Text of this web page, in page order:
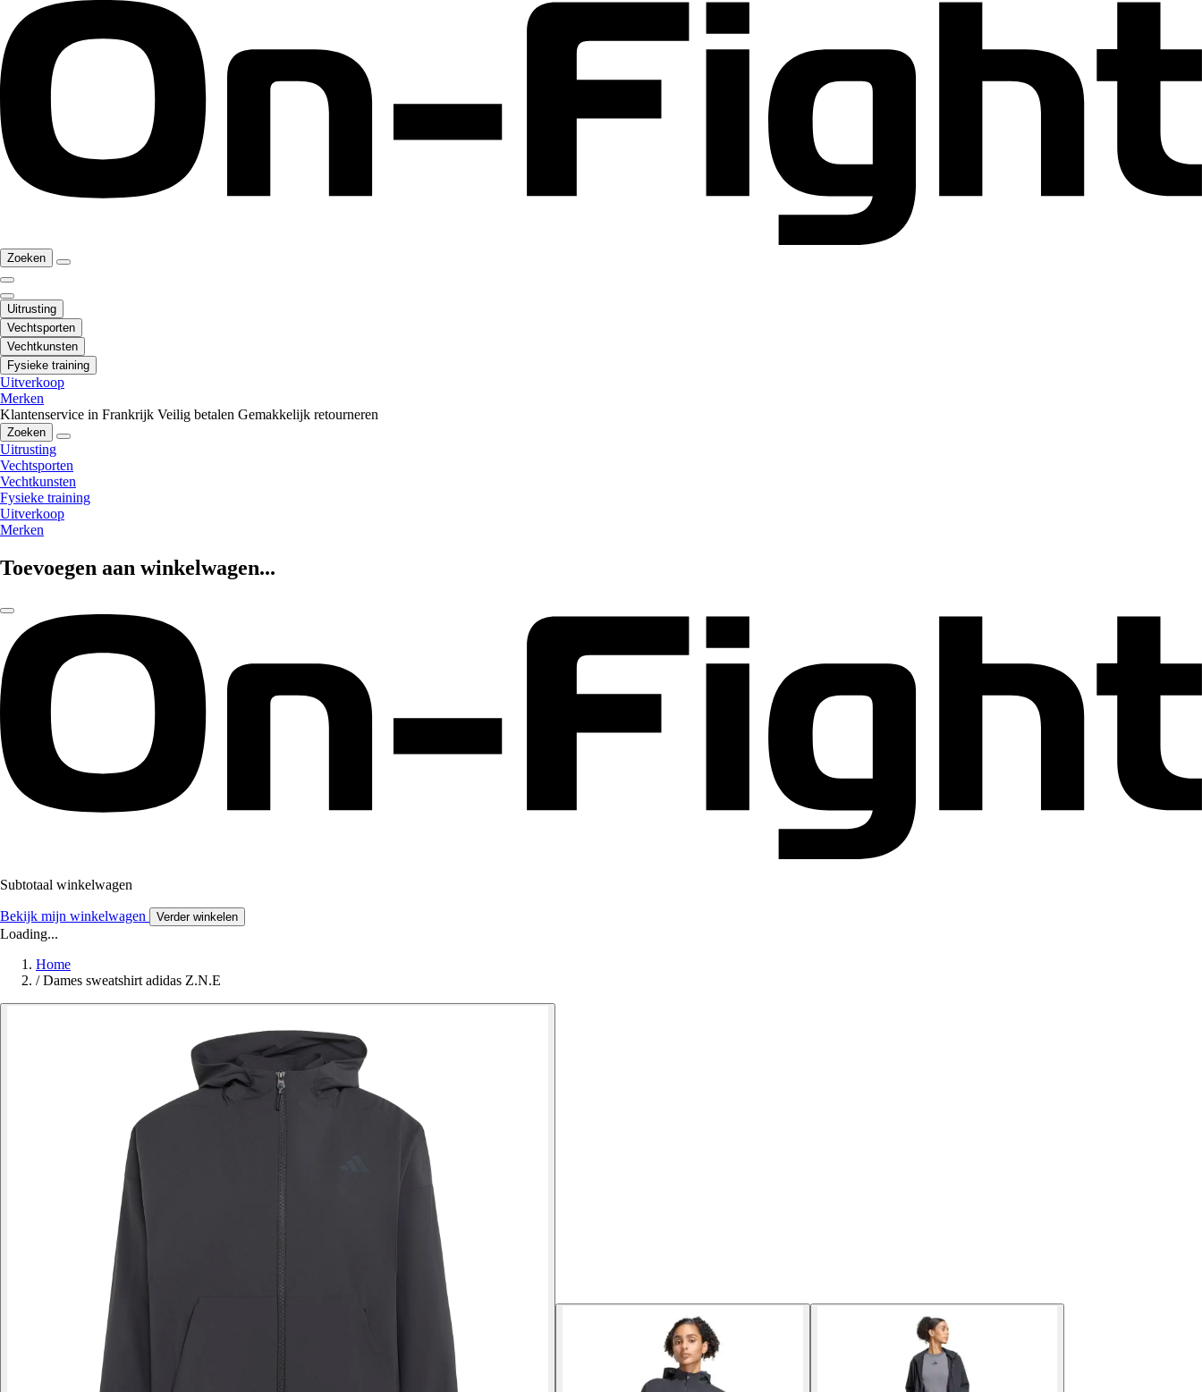
Zoeken
Uitrusting
Vechtsporten
Vechtkunsten
Fysieke training
Uitverkoop
Merken
Klantenservice in Frankrijk Veilig betalen Gemakkelijk retourneren
Zoeken
Uitrusting
Vechtsporten
Vechtkunsten
Fysieke training
Uitverkoop
Merken
Toevoegen aan winkelwagen...
Subtotaal winkelwagen
Bekijk mijn winkelwagen Verder winkelen
Loading...
Home
/ Dames sweatshirt adidas Z.N.E